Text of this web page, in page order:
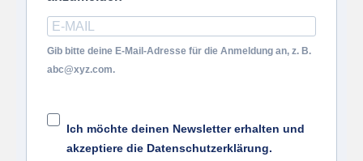
Gib bitte deine E-Mail-Adresse für die Anmeldung an, z. B.
abc@xyz.com.
Ich möchte deinen Newsletter erhalten und
akzeptiere die Datenschutzerklärung.